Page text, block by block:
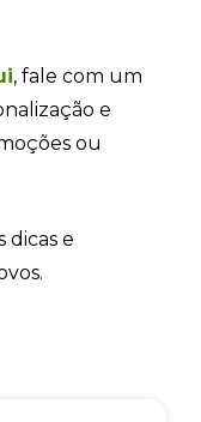
, fale com um
e
ou
dicas e